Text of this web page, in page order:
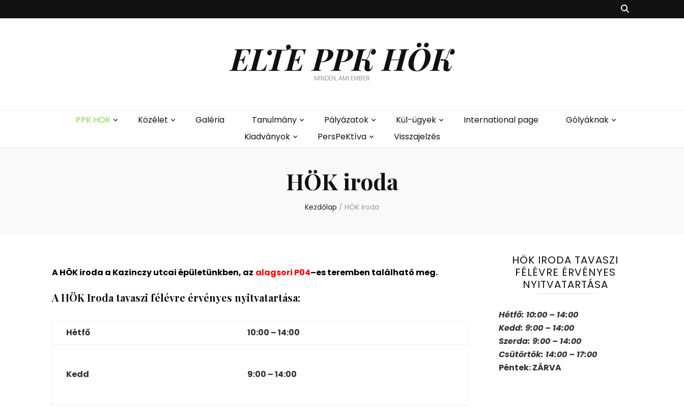
ELTE PPK HÖK
MINDEN, AMI EMBER
PPK HÖK Közélet Galéria Tanulmány Pályázatok Kül-ügyek International page
Gólyáknak
Kiadványok
PersPeKtíva Visszajelzés
HÖK iroda
Kezdőlap / HÖK iroda
A HÖK iroda a Kazinczy utcai épületünkben, az alagsori P04–es teremben található meg.
A HÖK Iroda tavaszi félévre érvényes nyitvatartása:
Hétfő 10:00 – 14:00
Kedd 9:00 – 14:00
HÖK IRODA TAVASZI
FÉLÉVRE ÉRVÉNYES
NYITVATARTÁSA
Hétfő: 10:00 – 14:00
Kedd: 9:00 – 14:00
Szerda: 9:00 – 14:00
Csütörtök: 14:00 – 17:00
Péntek: ZÁRVA